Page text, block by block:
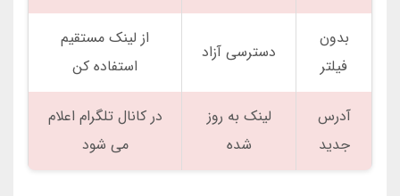
بدون
فیلتر
دسترسی آزاد
از لینک مستقیم
استفاده کن
آدرس
جدید
لینک به روز
شده
در کانال تلگرام اعلام
می شود